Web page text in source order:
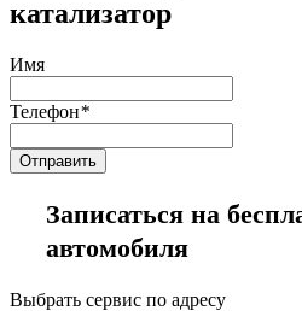
катализатор
Имя
Телефон*
Записаться на
автомобиля
Выбрать сервис по адресу